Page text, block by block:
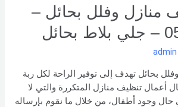
منازل وفلل بحائل –
admin
بحائل تهدف إلى توفير الراحة لكل ربة
أعمال تنظيف منازل المتكررة والتي لا
حال وجود أطفال، من خلال ما نقوم بإرساله